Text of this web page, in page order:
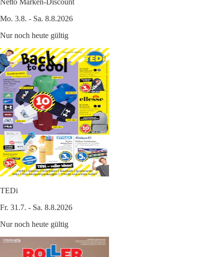
Netto Marken-Discount
Mo. 3.8. - Sa. 8.8.2026
Nur noch heute gültig
TEDi
Fr. 31.7. - Sa. 8.8.2026
Nur noch heute gültig